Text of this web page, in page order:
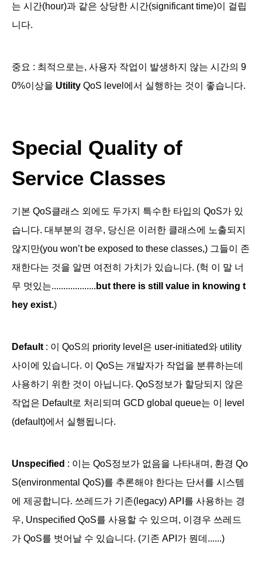
는 시간(hour)과 같은 상당한 시간(significant time)이 걸립
니다.
중요 : 최적으로는, 사용자 작업이 발생하지 않는 시간의 9
0%이상을 Utility QoS level에서 실행하는 것이 좋습니다.
Special Quality of
Service Classes
기본 QoS클래스 외에도 두가지 특수한 타입의 QoS가 있
습니다. 대부분의 경우, 당신은 이러한 클래스에 노출되지
않지만(you won’t be exposed to these classes,) 그들이 존
재한다는 것을 알면 여전히 가치가 있습니다. (헉 이 말 너
무 멋있는................... but there is still value in knowing t
hey exist.)
Default : 이 QoS의 priority level은 user-initiated와 utility
사이에 있습니다. 이 QoS는 개발자가 작업을 분류하는데
사용하기 위한 것이 아닙니다. QoS정보가 할당되지 않은
작업은 Default로 처리되며 GCD global queue는 이 level
(default)에서 실행됩니다.
Unspecified : 이는 QoS정보가 없음을 나타내며, 환경 Qo
S(environmental QoS)를 추론해야 한다는 단서를 시스템
에 제공합니다. 쓰레드가 기존(legacy) API를 사용하는 경
우, Unspecified QoS를 사용할 수 있으며, 이경우 쓰레드
가 QoS를 벗어날 수 있습니다. (기존 API가 뭔데......)